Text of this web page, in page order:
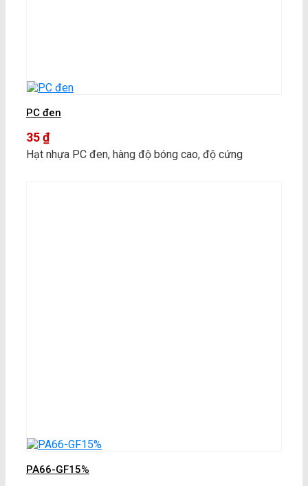
PC đen
35₫
Hạt nhựa PC đen, hàng độ bóng cao, độ cứng
PA66-GF15%